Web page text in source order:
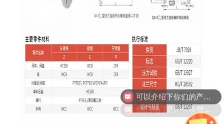
你们阀门是怎么收费的呢